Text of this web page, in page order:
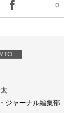
0
TO
ジャーナル編集部